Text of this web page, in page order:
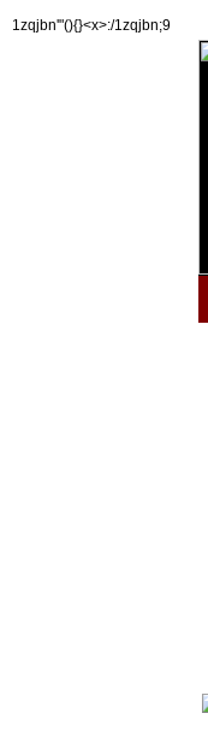
1zqjbn'"(){}<x>:/1zqjbn;9